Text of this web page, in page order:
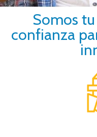
Somos
confianza
por falta
comprador